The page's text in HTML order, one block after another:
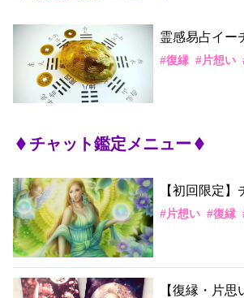
霊感易占イー
在意識の本質
#復縁 #片想い
チャット鑑定メニュー
【初回限定】
ディング★気
#片想い #復縁
【復縁・片